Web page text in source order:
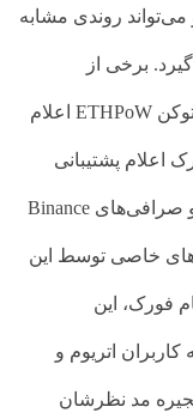
روندی مشابه
برخی از
ETHPoW اعلام
اعلام پشتیبانی
صرافی‌های Binance
خاصی توسط این
فورک، این
اتریوم و
مد نظرشان